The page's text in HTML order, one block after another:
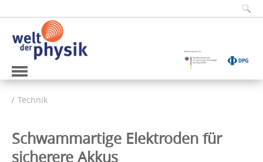
Technik
Schwammartige Elektroden für
sicherere Akkus